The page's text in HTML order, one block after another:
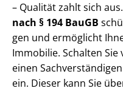
– Qualität zahlt sich
nach § 194 BauGB
gen und ermöglicht
Immobilie. Schalten Sie
einen
ein. Dieser kann Sie